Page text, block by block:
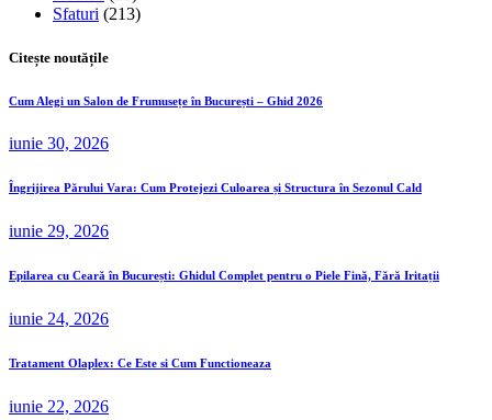
Sfaturi (213)
Citește noutățile
Cum Alegi un Salon de Frumusețe în București – Ghid 2026
iunie 30, 2026
Îngrijirea Părului Vara: Cum Protejezi Culoarea și Structura în Sezonul Cald
iunie 29, 2026
Epilarea cu Ceară în București: Ghidul Complet pentru o Piele Fină, Fără Iritații
iunie 24, 2026
Tratament Olaplex: Ce Este si Cum Functioneaza
iunie 22, 2026